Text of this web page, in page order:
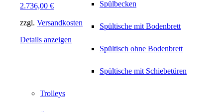
Spülbecken
Spültische mit Bodenbrett
Spültisch ohne Bodenbrett
Spültische mit Schiebetüren
Trolleys
2.736,00 €
zzgl. Versandkosten
Details anzeigen